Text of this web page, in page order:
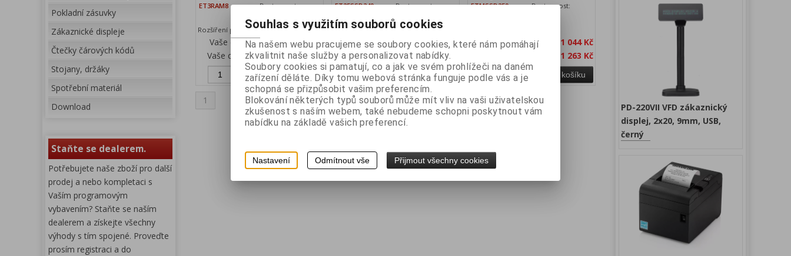
Pokladní zásuvky
Zákaznické displeje
Čtečky čárových kódů
Stojany, držáky
Spotřební materiál
Download
Staňte se dealerem.
Potřebujete naše zboží pro další
prodej a nebo kompletaci s
Vaším programovým
vybavením? Staňte se naším
dealerem a získejte všechny
výhody s tím spojené. Proveďte
prosím registraci a do
ET3RAM8
Dostupnost:
Rozšíření paměti na 8 GB
Vaše cena bez DPH: 1 668 Kč
Vaše cena s DPH:2 018,50 Kč
Přidat do košíku
ET25SSD240
Dostupnost:
Rozšíření SSD na 256GB
Vaše cena bez DPH:1 044 Kč
Vaše cena s DPH:1 263 Kč
Přidat do košíku
ETMSSD250
Dostupnost:
Vaše cena bez DPH: 1 044 Kč
1 263 Kč
Přidat do košíku
1
PD-220VII VFD zákaznický
displej, 2x20, 9mm, USB,
černý
Souhlas s využitím souborů cookies
Na našem webu pracujeme se soubory cookies, které nám pomáhají
zkvalitnit naše služby a personalizovat nabídky.
Soubory cookies si pamatují, co a jak ve svém prohlížeči na daném
zařízení děláte. Díky tomu webová stránka funguje podle vás a je
schopná se přizpůsobit vašim preferencím.
Blokování některých typů souborů může mít vliv na vaši uživatelskou
zkušenost s naším webem, také nebudeme schopni poskytnout vám
nabídku na základě vašich preferencí.
Nastavení Odmítnout vše Přijmout všechny cookies